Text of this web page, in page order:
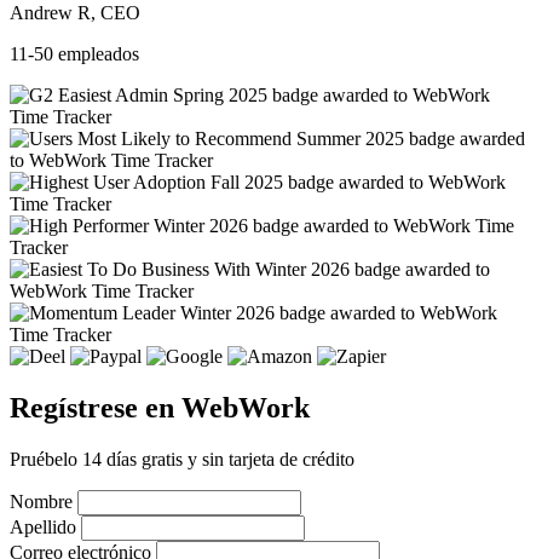
Andrew R, CEO
11-50 empleados
Regístrese en WebWork
Pruébelo 14 días gratis y sin tarjeta de crédito
Nombre
Apellido
Correo electrónico